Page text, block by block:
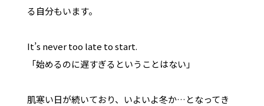
る自分もいます。
It’s never too late to start.
「始めるのに遅すぎるということはない」
肌寒い日が続いており、いよいよ冬か…となってき